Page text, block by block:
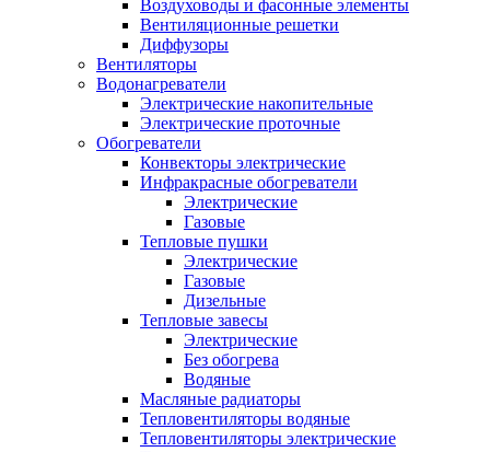
Воздуховоды и фасонные элементы
Вентиляционные решетки
Диффузоры
Вентиляторы
Водонагреватели
Электрические накопительные
Электрические проточные
Обогреватели
Конвекторы электрические
Инфракрасные обогреватели
Электрические
Газовые
Тепловые пушки
Электрические
Газовые
Дизельные
Тепловые завесы
Электрические
Без обогрева
Водяные
Масляные радиаторы
Тепловентиляторы водяные
Тепловентиляторы электрические